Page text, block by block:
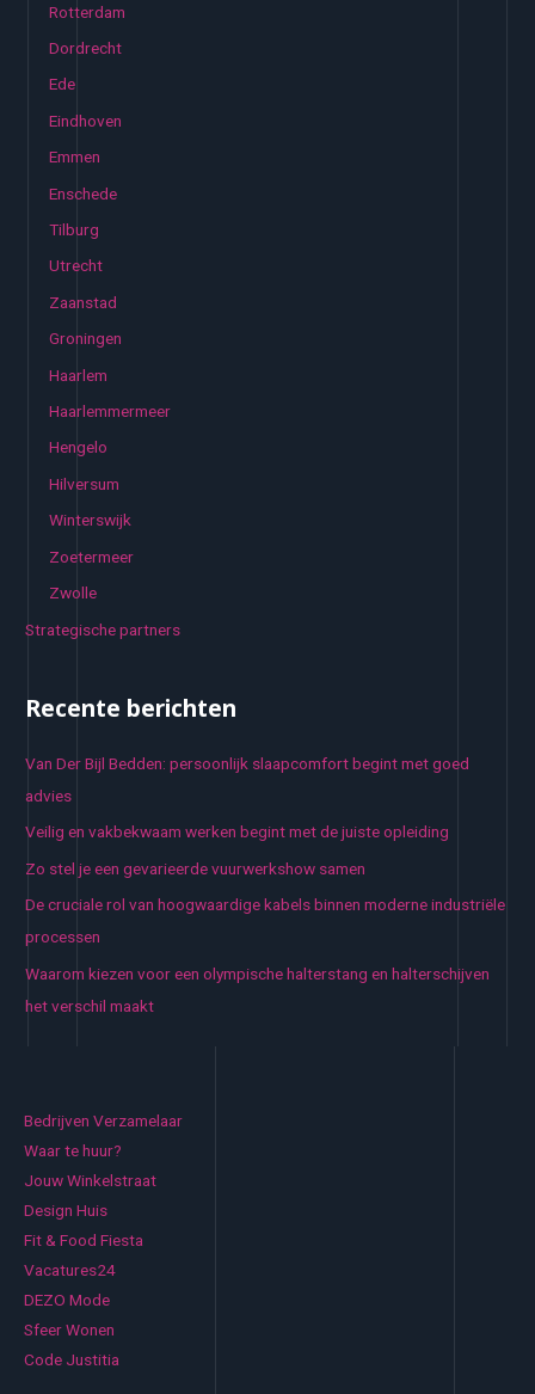
Rotterdam
Dordrecht
Ede
Eindhoven
Emmen
Enschede
Tilburg
Utrecht
Zaanstad
Groningen
Haarlem
Haarlemmermeer
Hengelo
Hilversum
Winterswijk
Zoetermeer
Zwolle
Strategische partners
Recente berichten
Van Der Bijl Bedden: persoonlijk slaapcomfort begint met goed
advies
Veilig en vakbekwaam werken begint met de juiste opleiding
Zo stel je een gevarieerde vuurwerkshow samen
De cruciale rol van hoogwaardige kabels binnen moderne industriële
processen
Waarom kiezen voor een olympische halterstang en halterschijven
het verschil maakt
Bedrijven Verzamelaar
Waar te huur?
Jouw Winkelstraat
Design Huis
Fit & Food Fiesta
Vacatures24
DEZO Mode
Sfeer Wonen
Code Justitia